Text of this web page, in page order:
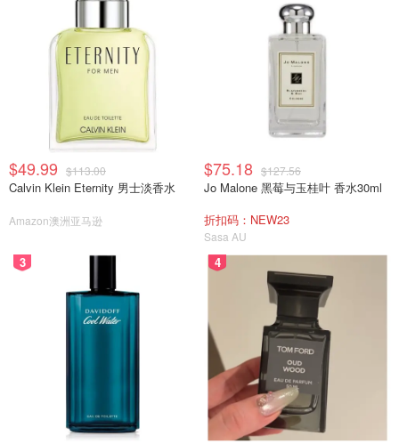
$49.99 $113.00
Calvin Klein Eternity 男士淡香水
Amazon澳洲亚马逊
$75.18 $127.56
Jo Malone 黑莓与玉桂叶 香水30ml
折扣码：NEW23
Sasa AU
3 4